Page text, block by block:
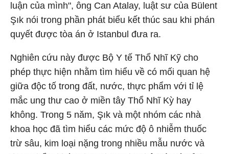
luận của mình", ông Can Atalay, luật sư của Bülent
Şık nói trong phần phát biểu kết thúc sau khi phán
quyết được tòa án ở Istanbul đưa ra.
Nghiên cứu này được Bộ Y tế Thổ Nhĩ Kỹ cho
phép thực hiện nhằm tìm hiểu về có mối quan hệ
giữa độc tố trong đất, nước, thực phẩm với tỉ lệ
mắc ung thư cao ở miền tây Thổ Nhĩ Kỳ hay
không. Trong 5 năm, Şık và một nhóm các nhà
khoa học đã tìm hiểu các mức độ ô nhiễm thuốc
trừ sâu, kim loại nặng trong nhiều mẫu nước và